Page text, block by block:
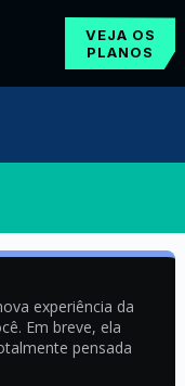
VEJA OS
PLANOS
experiência da
Em breve, ela
pensada